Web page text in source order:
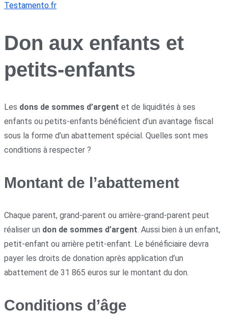
Testamento.fr
Don aux enfants et
petits-enfants
Les dons de sommes d’argent et de liquidités à ses
enfants ou petits-enfants bénéficient d’un avantage fiscal
sous la forme d’un abattement spécial. Quelles sont mes
conditions à respecter ?
Montant de l’abattement
Chaque parent, grand-parent ou arrière-grand-parent peut
réaliser un don de sommes d’argent. Aussi bien à un enfant,
petit-enfant ou arrière petit-enfant. Le bénéficiaire devra
payer les droits de donation après application d’un
abattement de 31 865 euros sur le montant du don.
Conditions d’âge